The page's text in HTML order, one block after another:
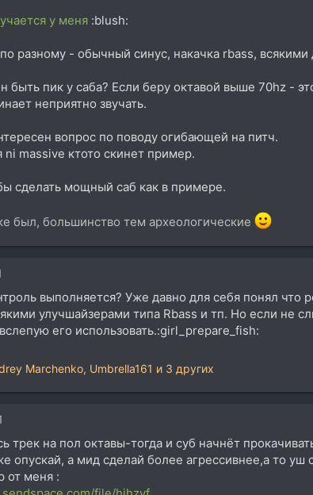
у меня :blush:
разному - обычный синус, накачка rbass,
быть пик у саба? Если беру октавой выше 70hz -
неприятно звучать.
вопрос по поводу огибающей на питч.
massive ктото скинет пример.
сделать мощный саб как в примере.
был, большинство тем археологические
выполняется? Уже давно для себя понял что
улучшайзерами типа Rbass и тп. Но если не
его использовать.:girl_prepare_fish:
Marchenko, Umbrella161 и 3 других
трек на пол октавы-тогда и суб начнёт
опускай, а мид сделай более агрессивнее,а то
от меня :